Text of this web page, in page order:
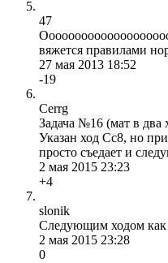
47
вяжется правилами
27 мая 2013 18:52
-19
Cerrg
Задача №16 (мат в два
Указан ход Сс8, но
просто съедает и
2 мая 2015 23:23
+4
slonik
Следующим ходом как
2 мая 2015 23:28
0